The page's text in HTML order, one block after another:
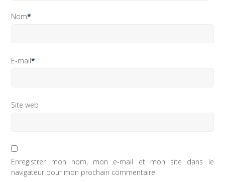
Nom*
E-mail*
Site web
Enregistrer mon nom, mon e-mail et mon site dans le
navigateur pour mon prochain commentaire.